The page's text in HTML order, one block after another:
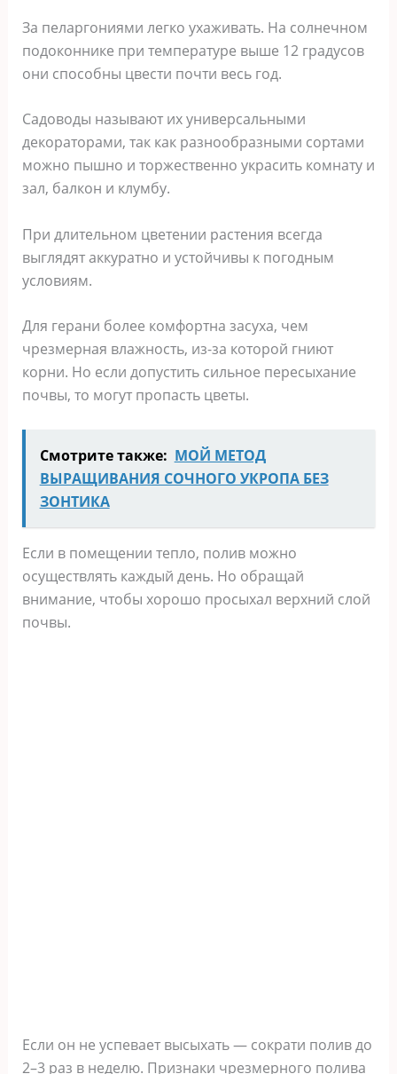
За пеларгониями легко ухаживать. На солнечном
подоконнике при температуре выше 12 градусов
они способны цвести почти весь год.
Садоводы называют их универсальными
декораторами, так как разнообразными сортами
можно пышно и торжественно украсить комнату и
зал, балкон и клумбу.
При длительном цветении растения всегда
выглядят аккуратно и устойчивы к погодным
условиям.
Для герани более комфортна засуха, чем
чрезмерная влажность, из-за которой гниют
корни. Но если допустить сильное пересыхание
почвы, то могут пропасть цветы.
Смотрите также: МОЙ МЕТОД
ВЫРАЩИВАНИЯ СОЧНОГО УКРОПА БЕЗ
ЗОНТИКА
Если в помещении тепло, полив можно
осуществлять каждый день. Но обращай
внимание, чтобы хорошо просыхал верхний слой
почвы.
Если он не успевает высыхать — сократи полив до
2–3 раз в неделю. Признаки чрезмерного полива